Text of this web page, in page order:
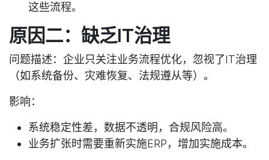
这些流程。
原因二：缺乏IT治理
问题描述：企业只关注业务流程优化，忽视了IT治理
（如系统备份、灾难恢复、法规遵从等）。
影响：
系统稳定性差，数据不透明，合规风险高。
业务扩张时需要重新实施ERP，增加实施成本。